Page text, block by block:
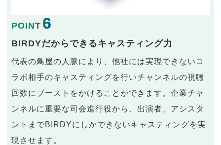
POINT 6
BIRDYだからできるキャスティング力
代表の鳥屋の人脈により、他社には実現できないコ
ラボ相手のキャスティングを行いチャンネルの視聴
回数にブーストをかけることができます。企業チャ
ンネルに重要な司会進行役から、出演者、アシスタ
ントまでBIRDYにしかできないキャスティングを実
現させます。